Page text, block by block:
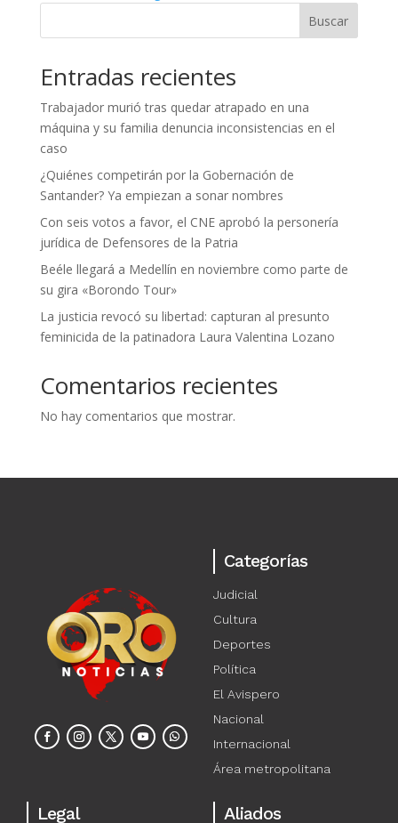
Buscar
Entradas recientes
Trabajador murió tras quedar atrapado en una
máquina y su familia denuncia inconsistencias en el
caso
¿Quiénes competirán por la Gobernación de
Santander? Ya empiezan a sonar nombres
Con seis votos a favor, el CNE aprobó la personería
jurídica de Defensores de la Patria
Beéle llegará a Medellín en noviembre como parte de
su gira «Borondo Tour»
La justicia revocó su libertad: capturan al presunto
feminicida de la patinadora Laura Valentina Lozano
Comentarios recientes
No hay comentarios que mostrar.
Categorías
Judicial
Cultura
Deportes
Política
El Avispero
Nacional
Internacional
Área metropolitana
Legal Aliados